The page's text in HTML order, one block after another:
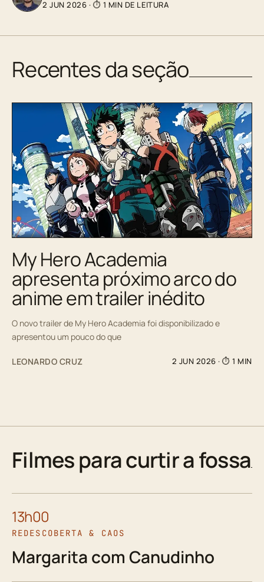
2 JUN 2026 · ⏱ 1 MIN DE LEITURA
Recentes da seção
My Hero Academia
apresenta próximo arco do
anime em trailer inédito
O novo trailer de My Hero Academia foi disponibilizado e
apresentou um pouco do que
LEONARDO CRUZ 2 JUN 2026 · ⏱ 1 MIN
Filmes para curtir a fossa
13h00
REDESCOBERTA & CAOS
Margarita com Canudinho